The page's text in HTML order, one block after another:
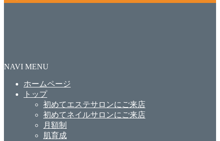
NAVI MENU
ホームページ
トップ
初めてエステサロンにご来店
初めてネイルサロンにご来店
月額制
肌育成